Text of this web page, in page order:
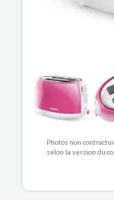
Photos non
selon la version du